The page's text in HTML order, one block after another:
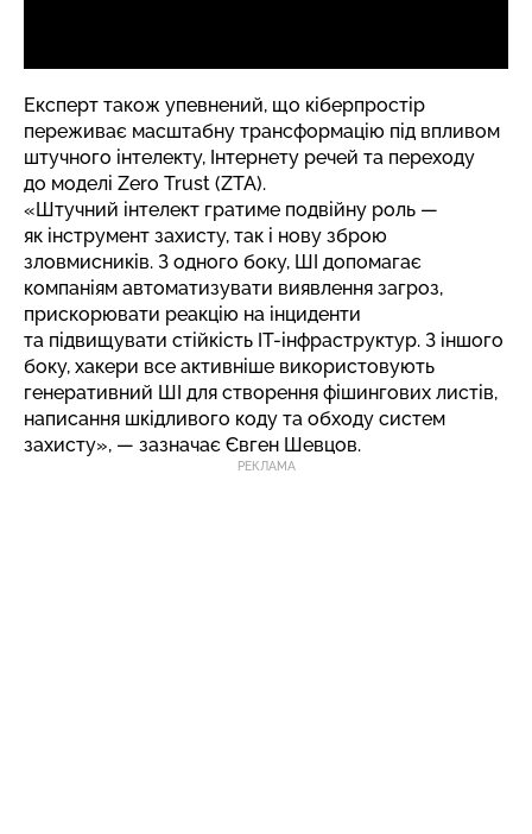
Експерт також упевнений, що кіберпростір
переживає масштабну трансформацію під впливом
штучного інтелекту, Інтернету речей та переходу
до моделі Zero Trust (ZTA).
«Штучний інтелект гратиме подвійну роль —
як інструмент захисту, так і нову зброю
зловмисників. З одного боку, ШІ допомагає
компаніям автоматизувати виявлення загроз,
прискорювати реакцію на інциденти
та підвищувати стійкість ІТ-інфраструктур. З іншого
боку, хакери все активніше використовують
генеративний ШІ для створення фішингових листів,
написання шкідливого коду та обходу систем
захисту», — зазначає Євген Шевцов.
РЕКЛАМА